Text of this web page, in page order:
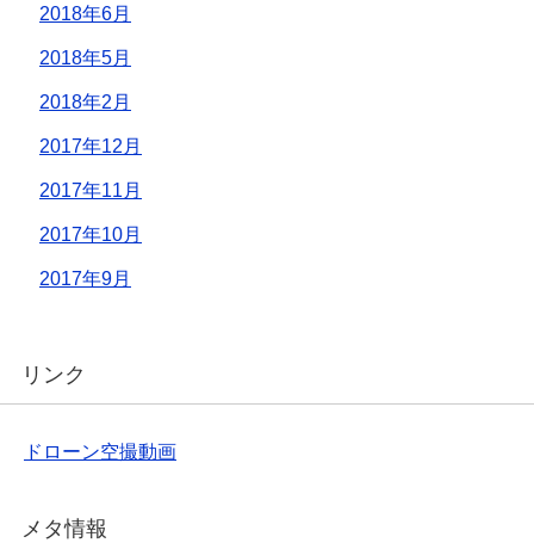
2018年6月
2018年5月
2018年2月
2017年12月
2017年11月
2017年10月
2017年9月
リンク
ドローン空撮動画
メタ情報